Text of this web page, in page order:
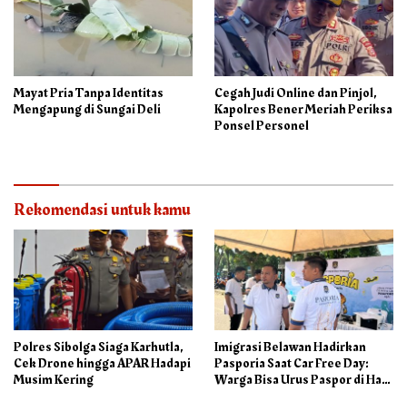
Mayat Pria Tanpa Identitas
Mengapung di Sungai Deli
Cegah Judi Online dan Pinjol,
Kapolres Bener Meriah Periksa
Ponsel Personel
Rekomendasi untuk kamu
Polres Sibolga Siaga Karhutla,
Cek Drone hingga APAR Hadapi
Musim Kering
Imigrasi Belawan Hadirkan
Pasporia Saat Car Free Day:
Warga Bisa Urus Paspor di Hari